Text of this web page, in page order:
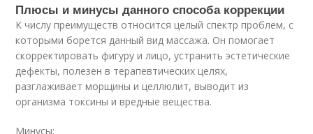
Плюсы и минусы данного способа коррекции
К числу преимуществ относится целый спектр проблем, с
которыми борется данный вид массажа. Он помогает
скорректировать фигуру и лицо, устранить эстетические
дефекты, полезен в терапевтических целях,
разглаживает морщины и целлюлит, выводит из
организма токсины и вредные вещества.
Минусы: